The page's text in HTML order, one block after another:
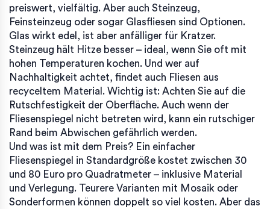
preiswert, vielfältig. Aber auch Steinzeug,
Feinsteinzeug oder sogar Glasfliesen sind Optionen.
Glas wirkt edel, ist aber anfälliger für Kratzer.
Steinzeug hält Hitze besser – ideal, wenn Sie oft mit
hohen Temperaturen kochen. Und wer auf
Nachhaltigkeit achtet, findet auch Fliesen aus
recyceltem Material. Wichtig ist: Achten Sie auf die
Rutschfestigkeit der Oberfläche. Auch wenn der
Fliesenspiegel nicht betreten wird, kann ein rutschiger
Rand beim Abwischen gefährlich werden.
Und was ist mit dem Preis? Ein einfacher
Fliesenspiegel in Standardgröße kostet zwischen 30
und 80 Euro pro Quadratmeter – inklusive Material
und Verlegung. Teurere Varianten mit Mosaik oder
Sonderformen können doppelt so viel kosten. Aber das